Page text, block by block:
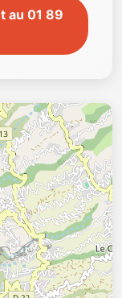
au 01 89